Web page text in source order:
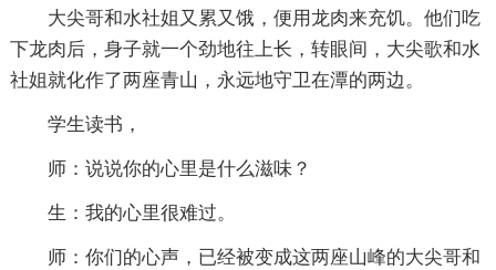
大尖哥和水社姐又累又饿，便用龙肉来充饥。他们吃
下龙肉后，身子就一个劲地往上长，转眼间，大尖歌和水
社姐就化作了两座青山，永远地守卫在潭的两边。
学生读书，
师：说说你的心里是什么滋味？
生：我的心里很难过。
师：你们的心声，已经被变成这两座山峰的大尖哥和